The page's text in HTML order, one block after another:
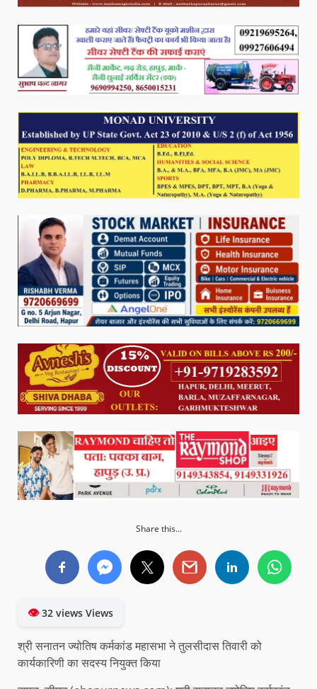
Share this...
👁32 views Views
श्री सनातन ज्योतिष कर्मकांड महासभा ने तुलसीदास तिवारी को
कार्यकारिणी का सदस्य नियुक्त किया